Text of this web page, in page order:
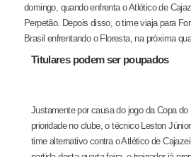
domingo, quando enfrenta o Atlético de
Perpetão. Depois disso, o time viaja para
Brasil enfrentando o Floresta, na próxima
Titulares podem ser poupados
Justamente por causa do jogo da Copa
prioridade no clube, o técnico Leston
time alternativo contra o Atlético de